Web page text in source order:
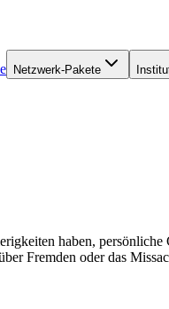
Netzwerk-Pakete
haben, persönliche
Fremden oder das